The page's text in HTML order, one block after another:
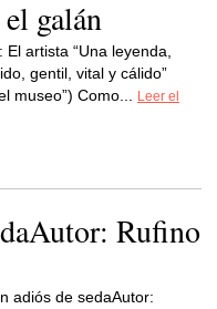
galán
El artista “Una leyenda,
gentil, vital y cálido”
museo”) Como...
Leer el
Rufino
adiós de sedaAutor: